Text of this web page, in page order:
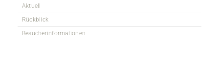
Aktuell
Rückblick
Besucherinformationen